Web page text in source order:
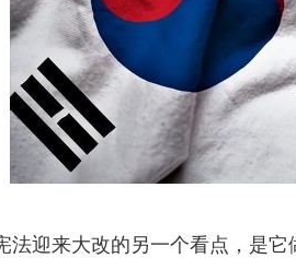
法迎来大改的另一个看点，是